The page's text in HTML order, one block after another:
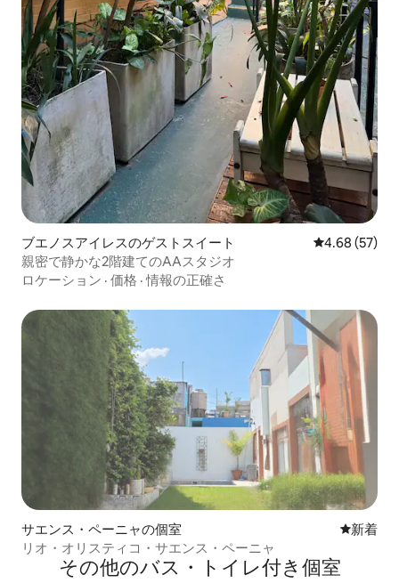
ブエノスアイレスのゲストスイート レビュー57
4.68 (57)
親密で静かな2階建てのAAスタジオ
ロケーション · 価格 ·情報の正確さ
サエンス・ペーニャの個室 新しい宿
新着
リオ・オリスティコ・サエンス・ペーニャ
その他のバス・トイレ付き個室